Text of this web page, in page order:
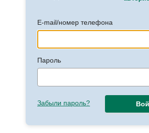
E-mail/номер телефона
Пароль
Забыли пароль?